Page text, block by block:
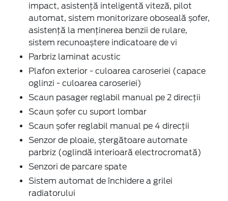
impact, asistență inteligentă viteză, pilot
automat, sistem monitorizare oboseală șofer,
asistență la menținerea benzii de rulare,
sistem recunoaștere indicatoare de vi
Parbriz laminat acustic
Plafon exterior - culoarea caroseriei (capace
oglinzi - culoarea caroseriei)
Scaun pasager reglabil manual pe 2 direcții
Scaun șofer cu suport lombar
Scaun șofer reglabil manual pe 4 direcții
Senzor de ploaie, ștergătoare automate
parbriz (oglindă interioară electrocromată)
Senzori de parcare spate
Sistem automat de închidere a grilei
radiatorului